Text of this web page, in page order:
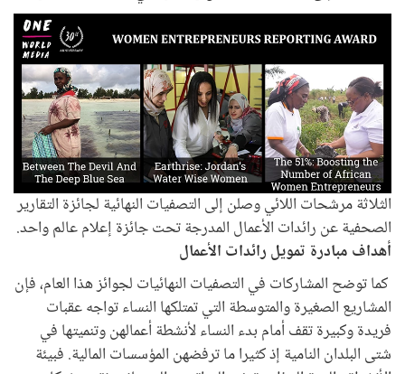
الثلاثة مرشحات اللائي وصلن إلى التصفيات النهائية لجائزة التقارير
الصحفية عن رائدات الأعمال المدرجة تحت جائزة إعلام عالم واحد.
أهداف مبادرة تمويل رائدات الأعمال
كما توضح المشاركات في التصفيات النهائيات لجوائز هذا العام، فإن
المشاريع الصغيرة والمتوسطة التي تمتلكها النساء تواجه عقبات
فريدة وكبيرة تقف أمام بدء النساء لأنشطة أعمالهن وتنميتها في
شتى البلدان النامية إذ كثيرا ما ترفضهن المؤسسات المالية. فبيئة